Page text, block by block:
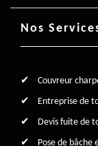
Nos
Couvreur
Entreprise de
Devis fuite de
Pose de bâche